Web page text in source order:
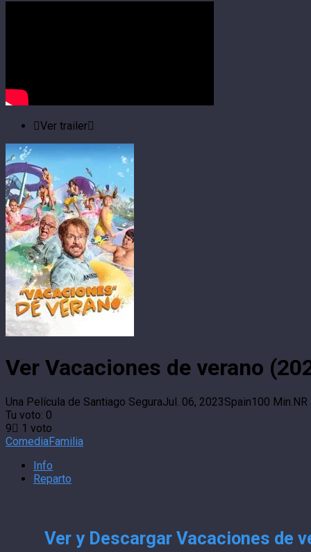
Ver trailer
Ver Vacaciones de verano
Una Película de Santiago SeguraJul. 06, 2023Spain100 Min.NR
Tu voto: 0
9
1 voto
ComediaFamilia
Info
Reparto
Ver y Descargar Vacaciones de